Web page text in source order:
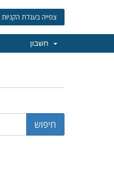
צפייה בעגלת הקניות